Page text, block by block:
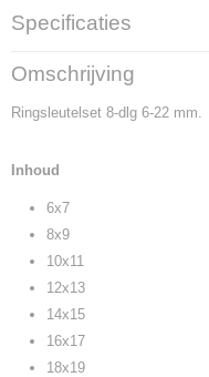
Specificaties
Productcode
6030580
EAN code
Productcode leverancier
Netto gewicht
1,30 Kg
Afmetingen (l,b,h)
32,50 x 8,50 x 4 cm
Omschrijving
Ringsleutelset 8-dlg 6-22 mm.
Inhoud
6x7
8x9
10x11
12x13
14x15
16x17
18x19